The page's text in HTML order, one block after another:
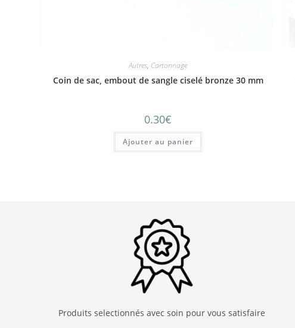
Autres, Cartonnage
Coin de sac, embout de sangle ciselé bronze 30 mm
0.30€
Ajouter au panier
Produits selectionnés avec soin pour vous satisfaire